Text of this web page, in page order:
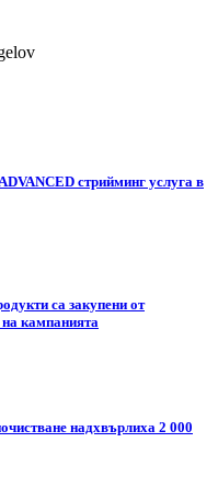
стрийминг услуга в
са закупени от
кампанията
надхвърлиха 2 000